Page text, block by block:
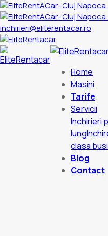
inchirieri@eliterentacar.ro
Home
Masini
Tarife
Servicii
Inchirieri
lung
clasa
Blog
Contact